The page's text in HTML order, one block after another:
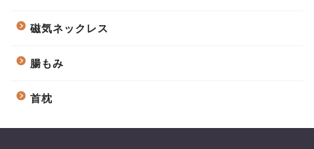
磁気ネックレス
腸もみ
首枕